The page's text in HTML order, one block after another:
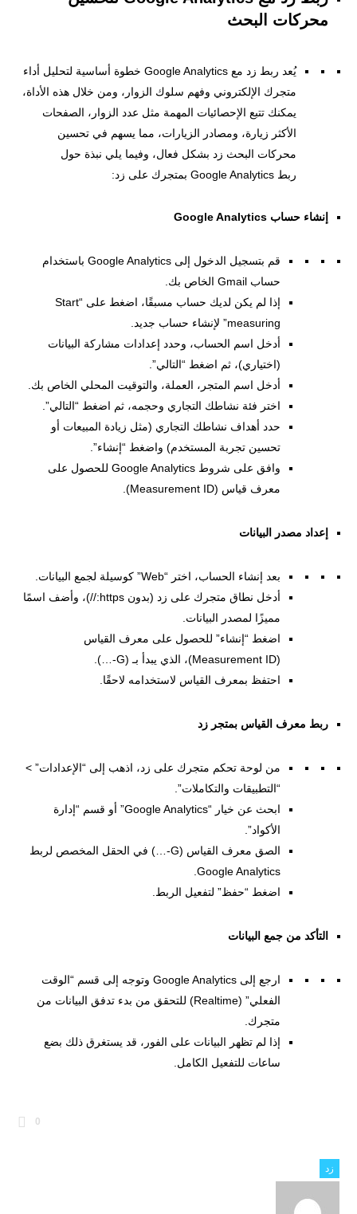
محركات البحث
يُعد ربط زد مع Google Analytics خطوة أساسية لتحليل أداء
متجرك الإلكتروني وفهم سلوك الزوار، ومن خلال هذه الأداة،
يمكنك تتبع الإحصائيات المهمة مثل عدد الزوار، الصفحات
الأكثر زيارة، ومصادر الزيارات، مما يسهم في تحسين
محركات البحث زد بشكل فعال، وفيما يلي نبذة حول
ربط Google Analytics بمتجرك على زد:
إنشاء حساب Google Analytics
قم بتسجيل الدخول إلى Google Analytics باستخدام
حساب Gmail الخاص بك.
إذا لم يكن لديك حساب مسبقًا، اضغط على “Start
measuring” لإنشاء حساب جديد.
أدخل اسم الحساب، وحدد إعدادات مشاركة البيانات
(اختياري)، ثم اضغط “التالي”.
أدخل اسم المتجر، العملة، والتوقيت المحلي الخاص بك.
اختر فئة نشاطك التجاري وحجمه، ثم اضغط “التالي”.
حدد أهداف نشاطك التجاري (مثل زيادة المبيعات أو
تحسين تجربة المستخدم) واضغط “إنشاء”.
وافق على شروط Google Analytics للحصول على
معرف قياس (Measurement ID).
إعداد مصدر البيانات
بعد إنشاء الحساب، اختر “Web” كوسيلة لجمع البيانات.
أدخل نطاق متجرك على زد (بدون https://)، وأضف اسمًا
مميزًا لمصدر البيانات.
اضغط “إنشاء” للحصول على معرف القياس
(Measurement ID)، الذي يبدأ بـ (G-…).
احتفظ بمعرف القياس لاستخدامه لاحقًا.
ربط معرف القياس بمتجر زد
من لوحة تحكم متجرك على زد، اذهب إلى “الإعدادات” >
“التطبيقات والتكاملات”.
ابحث عن خيار “Google Analytics” أو قسم “إدارة
الأكواد”.
الصق معرف القياس (G-…) في الحقل المخصص لربط
Google Analytics.
اضغط “حفظ” لتفعيل الربط.
التأكد من جمع البيانات
ارجع إلى Google Analytics وتوجه إلى قسم “الوقت
الفعلي” (Realtime) للتحقق من بدء تدفق البيانات من
متجرك.
إذا لم تظهر البيانات على الفور، قد يستغرق ذلك بضع
ساعات للتفعيل الكامل.
0
زد